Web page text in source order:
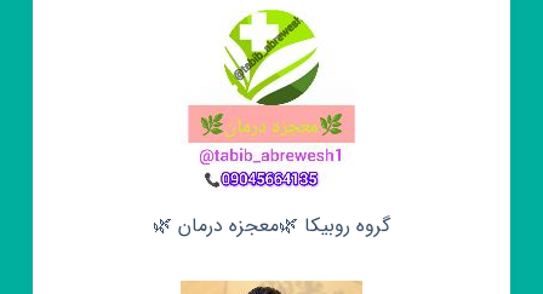
گروه روبیکا 🌿معجزه درمان 🌿